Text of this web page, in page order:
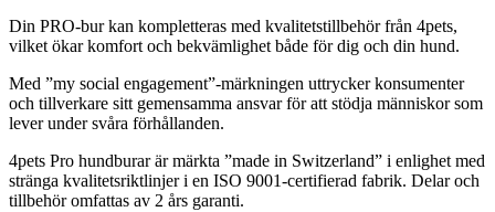
Din PRO-bur kan kompletteras med kvalitetstillbehör från 4pets,
vilket ökar komfort och bekvämlighet både för dig och din hund.
Med ”my social engagement”-märkningen uttrycker konsumenter
och tillverkare sitt gemensamma ansvar för att stödja människor som
lever under svåra förhållanden.
4pets Pro hundburar är märkta ”made in Switzerland” i enlighet med
stränga kvalitetsriktlinjer i en ISO 9001-certifierad fabrik. Delar och
tillbehör omfattas av 2 års garanti.